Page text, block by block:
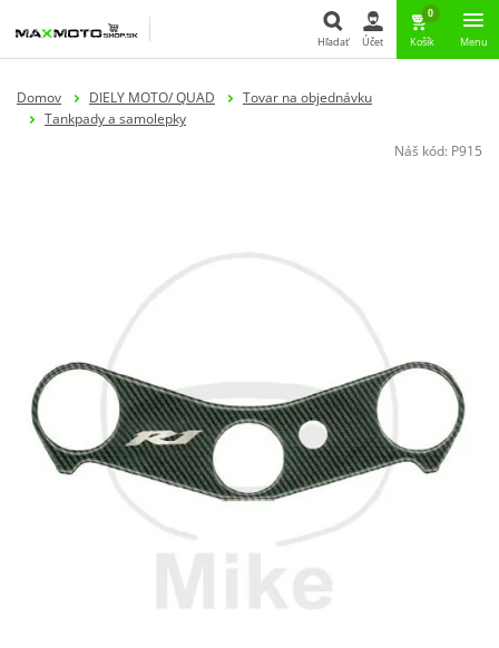
Hľadať Účet
0
Košík Menu
Domov DIELY MOTO/ QUAD
Tovar na objednávku
Tankpady a samolepky
Náš kód: P915